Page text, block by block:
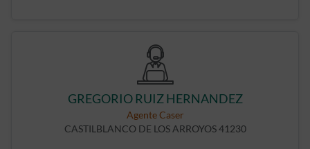
GREGORIO RUIZ HERNANDEZ
Agente Caser
CASTILBLANCO DE LOS ARROYOS 41230